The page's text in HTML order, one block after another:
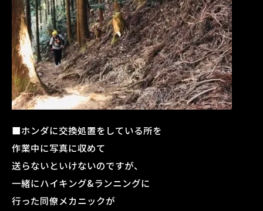
■ホンダに交換処置をしている所を
作業中に写真に収めて
送らないといけないのですが、
一緒にハイキング&ランニングに
行った同僚メカニックが